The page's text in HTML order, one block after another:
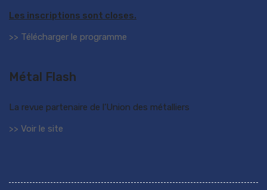
Les inscriptions sont closes.
>> Télécharger le programme
Métal Flash
La revue partenaire de l’Union des métalliers
>> Voir le site